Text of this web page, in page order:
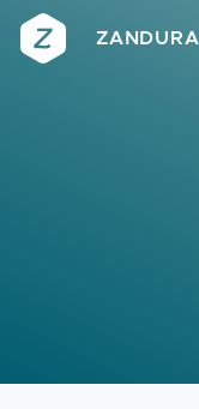
ZANDURA